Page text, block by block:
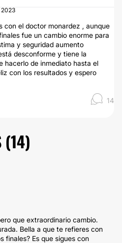
2023
con el doctor monardez , aunque
fue un cambio enorme para
y seguridad aumento
desconforme y tiene la
hacerlo de inmediato hasta el
con los resultados y espero
14
(14)
que extraordinario cambio.
Bella a que te refieres con
finales? Es que sigues con